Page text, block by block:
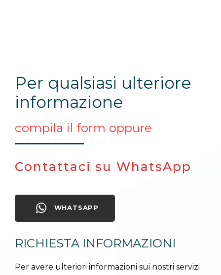
Per qualsiasi ulteriore
informazione
compila il form oppure
Contattaci su WhatsApp
WHATSAPP
RICHIESTA INFORMAZIONI
Per avere ulteriori informazioni sui nostri servizi